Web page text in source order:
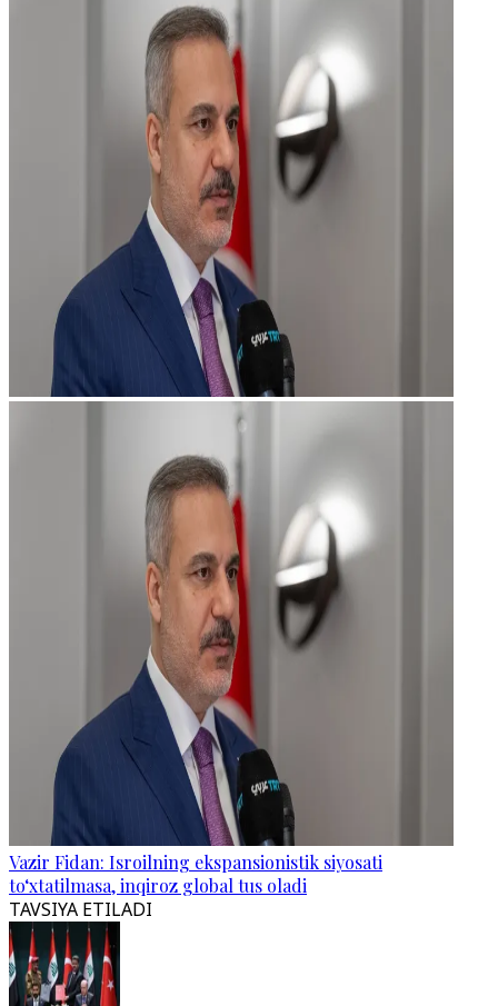
Vazir Fidan: Isroilning ekspansionistik siyosati
to‘xtatilmasa, inqiroz global tus oladi
TAVSIYA ETILADI